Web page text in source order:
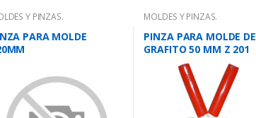
Y PINZAS.
PARA MOLDE
MOLDES Y PINZAS.
PINZA PARA MOLDE DE
GRAFITO 50 MM Z 201